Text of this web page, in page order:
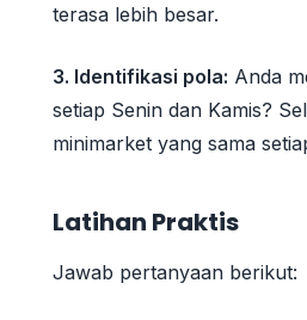
terasa lebih besar.
3. Identifikasi pola: Anda
setiap Senin dan Kamis?
minimarket yang sama
Latihan Praktis
Jawab pertanyaan berikut: